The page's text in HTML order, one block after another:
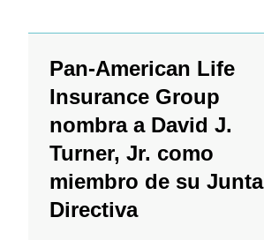
Pan-American Life
Insurance Group
nombra a David J.
Turner, Jr. como
miembro de su Junta
Directiva